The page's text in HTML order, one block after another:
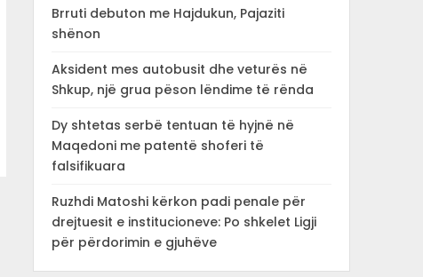
Brruti debuton me Hajdukun, Pajaziti
shënon
Aksident mes autobusit dhe veturës në
Shkup, një grua pëson lëndime të rënda
Dy shtetas serbë tentuan të hyjnë në
Maqedoni me patentë shoferi të
falsifikuara
Ruzhdi Matoshi kërkon padi penale për
drejtuesit e institucioneve: Po shkelet Ligji
për përdorimin e gjuhëve